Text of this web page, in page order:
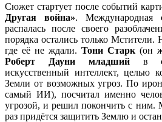
Сюжет стартует после событий
Другая война». Международная
распалась после своего
порядка остались только Мстители.
где её не ждали. Тони Старк (он
Роберт Дауни младшийв
искусственный интеллект, целью
Земли от возможных угроз. По
самый ИИ), посчитал именно
угрозой, и решил покончить с ним.
раз придётся защитить Землю и